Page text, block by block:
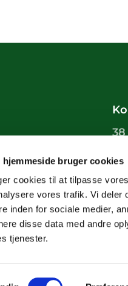
hjemmeside bruger cookies
cookies til at tilpasse
vores trafik. Vi deler
inden for sociale medier,
disse data med andre
tjenester.
38